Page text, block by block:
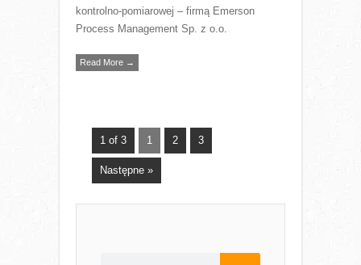
kontrolno-pomiarowej – firmą Emerson
Process Management Sp. z o.o.
Read More →
1 of 3 1 2 3
Następne »